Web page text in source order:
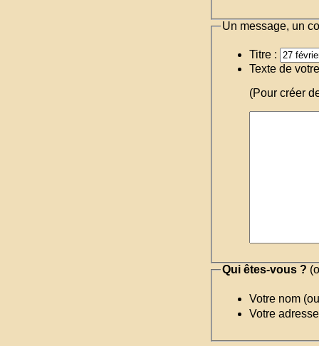
Un message, un
Titre :
Texte de
(Pour créer
Qui êtes-vous ?
Votre nom
Votre